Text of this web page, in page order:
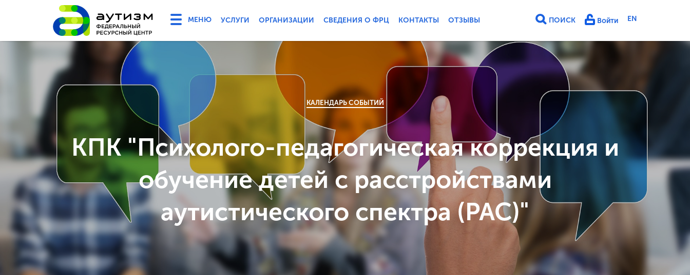
УСЛУГИ ОРГАНИЗАЦИИ СВЕДЕНИЯ О ФРЦ КОНТАКТЫ ОТЗЫВЫ ПОИСК Войти EN
КАЛЕНДАРЬ СОБЫТИЙ
КПК "Психолого-педагогическая коррекция и
обучение детей с расстройствами
аутистического спектра (РАС)"